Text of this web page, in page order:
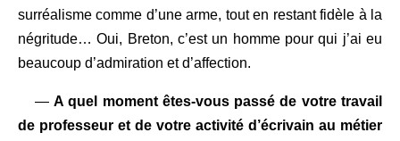
surréalisme comme d’une arme, tout en restant fidèle à la
négritude… Oui, Breton, c’est un homme pour qui j’ai eu
beaucoup d’admiration et d’affection.
—A quel moment êtes-vous passé de votre travail
de professeur et de votre activité d’écrivain au métier